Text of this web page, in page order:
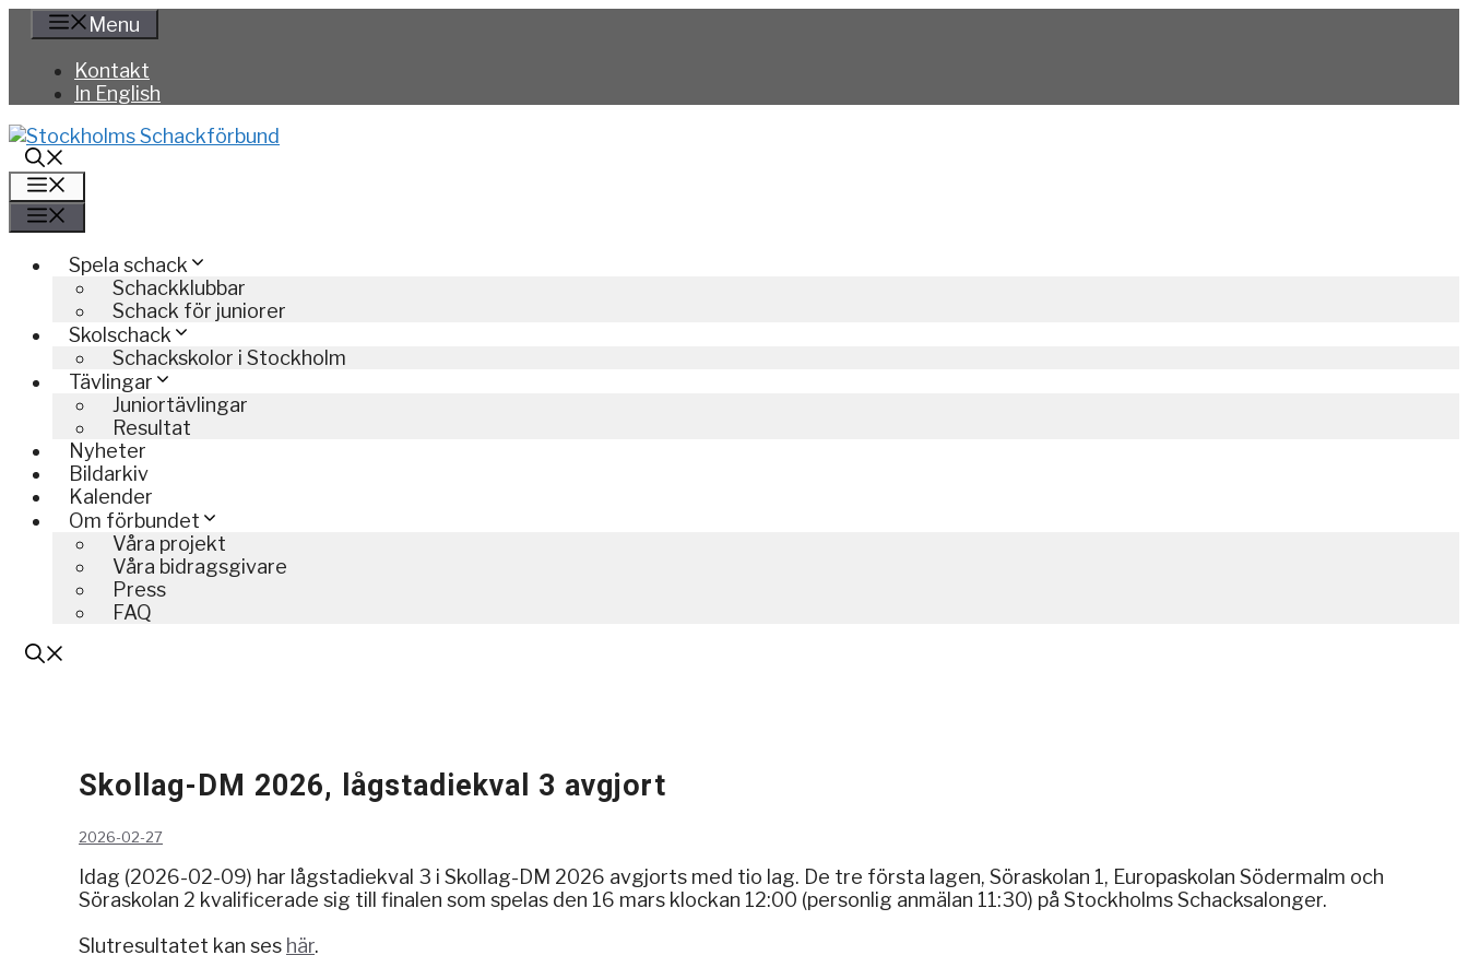
Hoppa
innehåll
Menu
Kontakt
In English
Spela schack
Schackklubbar
Schack för juniorer
Skolschack
Schackskolor i Stockholm
Tävlingar
Juniortävlingar
Resultat
Nyheter
Bildarkiv
Kalender
Om förbundet
Våra projekt
Våra bidragsgivare
Press
FAQ
Skollag-DM 2026, lågstadiekval 3 avgjort
2026-02-27
Idag (2026-02-09) har lågstadiekval 3 i Skollag-DM 2026 avgjorts med tio lag. De tre första lagen, Söraskolan 1, Europaskolan Södermalm och
Söraskolan 2 kvalificerade sig till finalen som spelas den 16 mars klockan 12:00 (personlig anmälan 11:30) på Stockholms Schacksalonger.
Slutresultatet kan ses här.